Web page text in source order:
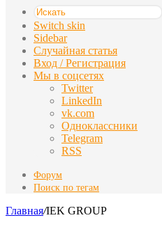
Switch skin
Sidebar
Случайная статья
Вход / Регистрация
Мы в соцсетях
Twitter
LinkedIn
vk.com
Одноклассники
Telegram
RSS
Форум
Поиск по тегам
Главная/IEK GROUP